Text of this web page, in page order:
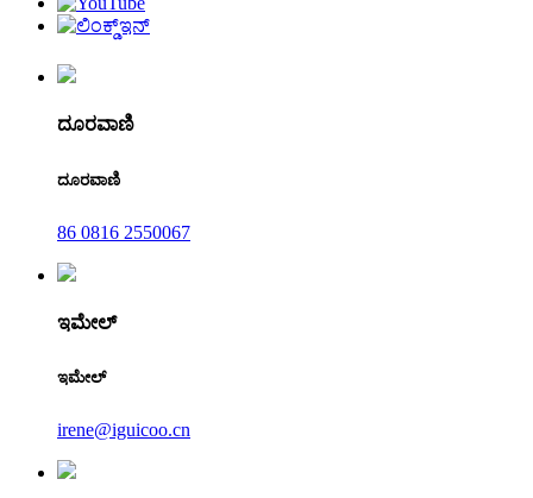
ದೂರವಾಣಿ
ದೂರವಾಣಿ
86 0816 2550067
ಇಮೇಲ್
ಇಮೇಲ್
irene@iguicoo.cn